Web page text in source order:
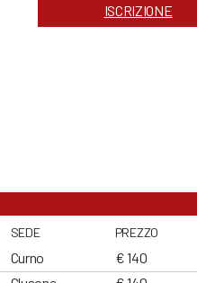
ISCRIZIONE
SEDE PREZZO
Curno € 140